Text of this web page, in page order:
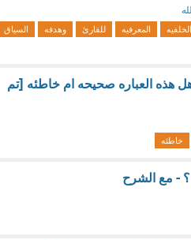
الخلفيه المعرفيه للقارئ وهدفه
السياق
في اكسل هل هذه العباره صحيحه ام خاطئه [تم
خاطئه